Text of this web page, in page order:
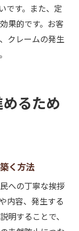
です。また、定
果的です。お客
クレームの発生
るため
く方法
への丁寧な挨拶
内容、発生する
明することで、